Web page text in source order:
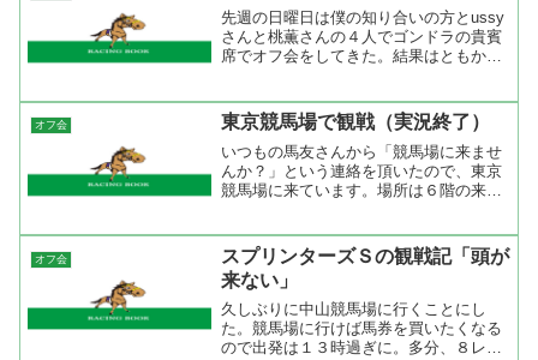
先週の日曜日は僕の知り合いの方とussy
さんと桃薫さんの４人でゴンドラの貴賓
席でオフ会をしてきた。結果はともかく
はここでお別れして３人は２次会場所ま
で移動。 ２次会...
オフ会 東京競馬場で観戦（実況終了）
いつもの馬友さんから「競馬場に来ませ
んか？」という連絡を頂いたので、東京
競馬場に来ています。場所は６階の来賓
で富士山は見えませんが、４ヶ月ぶりの
東京競馬場の芝は青々とし...
オフ会
スプリンターズＳの観戦記「頭が
来ない」
久しぶりに中山競馬場に行くことにし
た。競馬場に行けば馬券を買いたくなる
ので出発は１３時過ぎに。多分、８レー